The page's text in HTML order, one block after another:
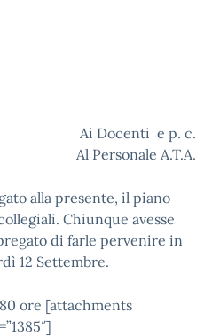
e p. c.
Al Personale A.T.A.
alla presente, il piano
Chiunque avesse
di farle pervenire in
12 Settembre.
ore [attachments